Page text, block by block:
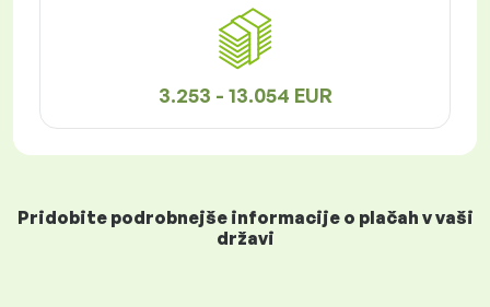
3.253 - 13.054 EUR
Pridobite podrobnejše informacije o plačah v vaši
državi